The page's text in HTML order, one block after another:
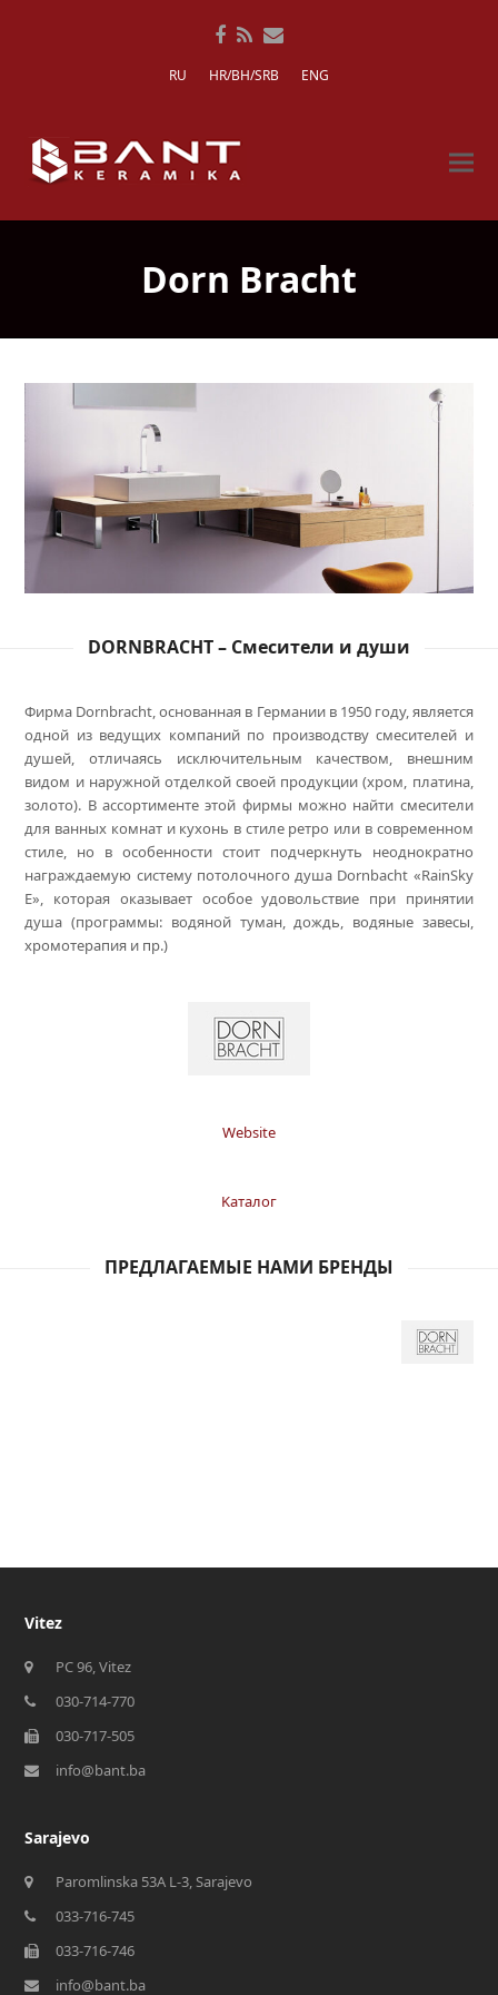
Facebook
RSSEmail
RU HR/BH/SRB ENG
Dorn Bracht
DORNBRACHT – Смесители и души
Фирма Dornbracht, основанная в Германии в 1950 году, является
одной из ведущих компаний по производству смесителей и
душей, отличаясь исключительным качеством, внешним
видом и наружной отделкой своей продукции (хром, платина,
золото). В ассортименте этой фирмы можно найти смесители
для ванных комнат и кухонь в стиле ретро или в современном
стиле, но в особенности стоит подчеркнуть неоднократно
награждаемую систему потолочного душа Dornbacht «RainSky
E», которая оказывает особое удовольствие при принятии
душа (программы: водяной туман, дождь, водяные завесы,
хромотерапия и пр.)
Website
Kаталог
ПРЕДЛАГАЕМЫЕ НАМИ БРЕНДЫ
Vitez
PC 96, Vitez
030-714-770
030-717-505
info@bant.ba
Sarajevo
Paromlinska 53A L-3, Sarajevo
033-716-745
033-716-746
info@bant.ba